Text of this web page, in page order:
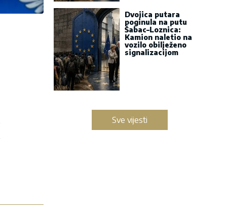
Dvojica putara
poginula na putu
Šabac–Loznica:
Kamion naletio na
vozilo obilježeno
signalizacijom
Sve vijesti